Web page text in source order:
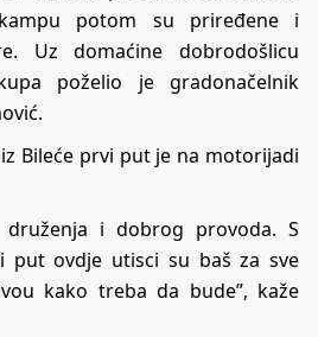
potom su priređene i
Uz domaćine dobrodošlicu
poželio je gradonačelnik
Bileće prvi put je na motorijadi
i dobrog provoda. S
put ovdje utisci su baš za sve
kako treba da bude”, kaže